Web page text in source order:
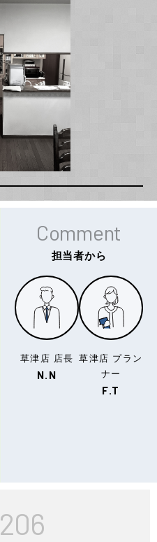
Comment
担当者から
草津店 店長
N.N
草津店 プラン
ナー
F.T
206